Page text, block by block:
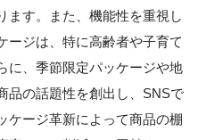
ます。また、機能性を重視し
ージは、特に高齢者や子育て
に、季節限定パッケージや地
品の話題性を創出し、SNSで
ケージ革新によって商品の棚